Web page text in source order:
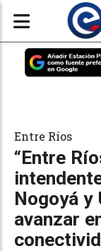
“Entre
Nogoyá y
avanzar
Entre Ríos